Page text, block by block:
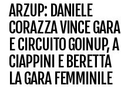
ARZUP: DANIELE
CORAZZA VINCE GARA
E CIRCUITO GOINUP, A
CIAPPINI E BERETTA
LA GARA FEMMINILE